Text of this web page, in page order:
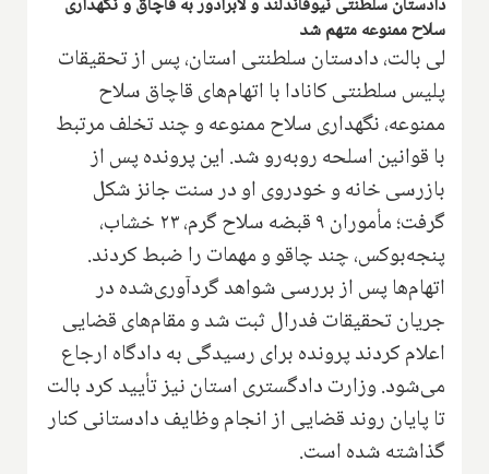
سلاح ممنوعه متهم شد
لی بالت، دادستان سلطنتی استان، پس از تحقیقات
پلیس سلطنتی کانادا با اتهام‌های قاچاق سلاح
ممنوعه، نگهداری سلاح ممنوعه و چند تخلف مرتبط
با قوانین اسلحه روبه‌رو شد. این پرونده پس از
بازرسی خانه و خودروی او در سنت جانز شکل
گرفت؛ مأموران ۹ قبضه سلاح گرم، ۲۳ خشاب،
پنجه‌بوکس، چند چاقو و مهمات را ضبط کردند.
اتهام‌ها پس از بررسی شواهد گردآوری‌شده در
جریان تحقیقات فدرال ثبت شد و مقام‌های قضایی
اعلام کردند پرونده برای رسیدگی به دادگاه ارجاع
می‌شود. وزارت دادگستری استان نیز تأیید کرد بالت
تا پایان روند قضایی از انجام وظایف دادستانی کنار
گذاشته شده است.